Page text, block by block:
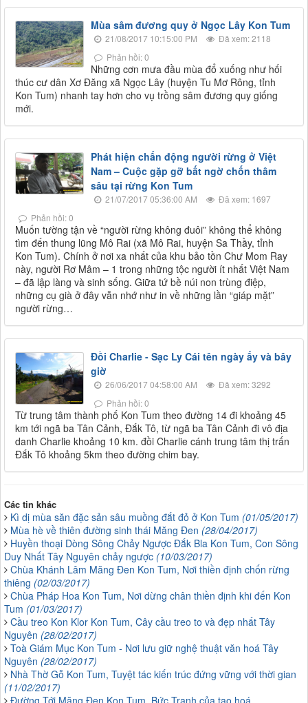
Mùa sâm đương quy ở Ngọc Lây Kon Tum
21/08/2017 10:15:00 PM
Đã xem: 2118
Phản hồi: 0
Những cơn mưa đầu mùa đổ xuống như hối
thúc cư dân Xơ Đăng xã Ngọc Lây (huyện Tu Mơ Rông, tỉnh
Kon Tum) nhanh tay hơn cho vụ trồng sâm đương quy giống
mới.
Phát hiện chấn động người rừng ở Việt
Nam – Cuộc gặp gỡ bất ngờ chốn thâm
sâu tại rừng Kon Tum
21/07/2017 05:36:00 AM
Đã xem: 1697
Phản hồi: 0
Muốn tường tận về “người rừng không đuôi” không thể không
tìm đến thung lũng Mô Rai (xã Mô Rai, huyện Sa Thầy, tỉnh
Kon Tum). Chính ở nơi xa nhất của khu bảo tồn Chư Mom Ray
này, người Rơ Mâm – 1 trong những tộc người ít nhất Việt Nam
– đã lập làng và sinh sống. Giữa tứ bề núi non trùng điệp,
những cụ già ở đây vẫn nhớ như in về những lần “giáp mặt”
người rừng…
Đồi Charlie - Sạc Ly Cái tên ngày ấy và bây
giờ
26/06/2017 04:58:00 AM
Đã xem: 3292
Phản hồi: 0
Từ trung tâm thành phố Kon Tum theo đường 14 đi khoảng 45
km tới ngã ba Tân Cảnh, Đắk Tô, từ ngã ba Tân Cảnh đi vô địa
danh Charlie khoảng 10 km. đồi Charlie cánh trung tâm thị trấn
Đắk Tô khoảng 5km theo đường chim bay.
Các tin khác
Kì dị mùa săn đặc sản sâu muồng đắt đỏ ở Kon Tum (01/05/2017)
Mùa hè về thiên đường sinh thái Măng Đen (28/04/2017)
Huyền thoại Dòng Sông Chảy Ngược Đắk Bla Kon Tum, Con Sông
Duy Nhất Tây Nguyên chảy ngược (10/03/2017)
Chùa Khánh Lâm Măng Đen Kon Tum, Nơi thiền định chốn rừng
thiêng (02/03/2017)
Chùa Pháp Hoa Kon Tum, Nơi dừng chân thiền định khi đến Kon
Tum (01/03/2017)
Cầu treo Kon Klor Kon Tum, Cây cầu treo to và đẹp nhất Tây
Nguyên (28/02/2017)
Toà Giám Mục Kon Tum - Nơi lưu giữ nghệ thuật văn hoá Tây
Nguyên (28/02/2017)
Nhà Thờ Gỗ Kon Tum, Tuyệt tác kiến trúc đứng vững với thời gian
(11/02/2017)